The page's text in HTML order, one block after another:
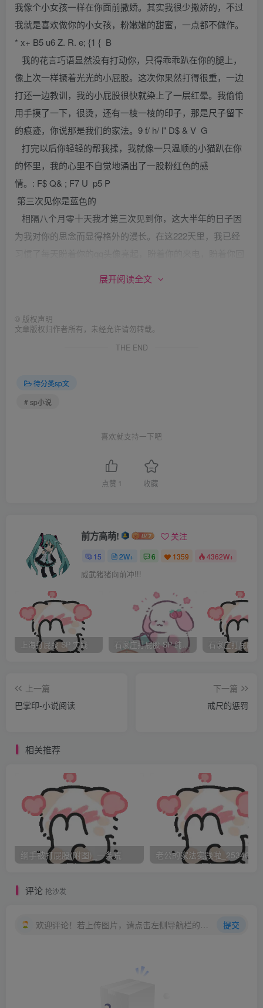
我像个小女孩一样在你面前撒娇。其实我很少撒娇的，不过
我就是喜欢做你的小女孩，粉嫩嫩的甜蜜，一点都不做作。
* x+ B5 u6 Z. R. e; {1 { B
我的花言巧语显然没有打动你，只得乖乖趴在你的腿上，
像上次一样撅着光光的小屁股。这次你果然打得很重，一边
打还一边教训，我的小屁股很快就染上了一层红晕。我偷偷
用手摸了一下，很烫，还有一棱一棱的印子，那是尺子留下
的痕迹，你说那是我们的家法。9 f/ h/ l" D$ & V G
打完以后你轻轻的帮我揉，我就像一只温顺的小猫趴在你
的怀里，我的心里不自觉地涌出了一股粉红色的感
情。: F$ Q& ; F7 U p5 P
第三次见你是蓝色的
相隔八个月零十天我才第三次见到你，这大半年的日子因
为我对你的思念而显得格外的漫长。在这222天里，我已经
似第一次那般的单纯，因为我一肚子的话想跟你说，却不知
还做了两道拿手好菜，窝在沙发上等着你的到来。
从六点钟等到七点、八点、九点，一直到十一点。我的心
只坐了半个小时，说了几句话，吃了两口我做的菜，你就
被一个电话叫走了。听你讲电话的时候就知道你要走，我的
我什么都没有说，因为你就像一阵来去自由的风，不会为任
何一片云驻足。
临走的时候你摸了摸我的头，轻轻的跟我说了句“丫头，生
……
第五次是什么颜色的呢？[/font]
展开阅读全文
© 版权声明
文章版权归作者所有，未经允许请勿转载。
THE END
待分类sp文
# sp小说
喜欢就支持一下吧
点赞 1 收藏
前方高萌! 关注
15 2W+ 6 1359 4362W+
威武猪猪向前冲!!!
上海打屁股 SP 实践 石家庄打屁股 SP 纯实践
上一篇
巴掌印-小说阅读
下一篇
戒尺的惩罚
相关推荐
纲手被打屁股(附图)_一条荒 老公的家法实践啦
评论 抢沙发
欢迎评论！若上传图片，请点击左侧导航栏的图床工具，获取图片链接。 提交